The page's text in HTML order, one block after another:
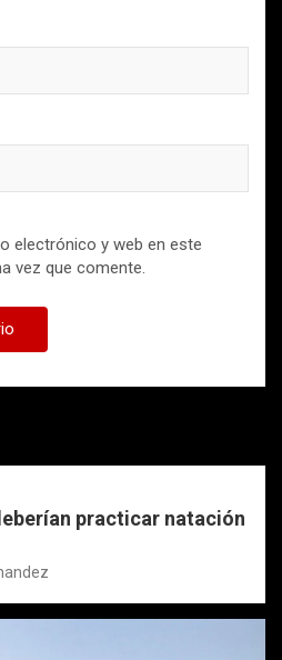
electrónico y web en este
vez que comente.
practicar natación